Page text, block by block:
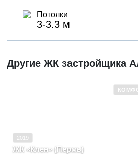
Потолки
3-3.3 м
Другие ЖК застройщика
2019
ЖК «Клен» (Пермь)